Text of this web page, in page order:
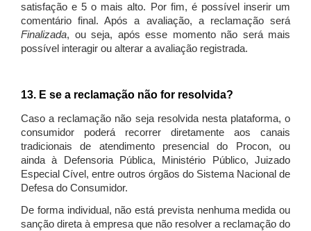
satisfação e 5 o mais alto. Por fim, é possível inserir um
comentário final. Após a avaliação, a reclamação será
Finalizada, ou seja, após esse momento não será mais
possível interagir ou alterar a avaliação registrada.
13. E se a reclamação não for resolvida?
Caso a reclamação não seja resolvida nesta plataforma, o
consumidor poderá recorrer diretamente aos canais
tradicionais de atendimento presencial do Procon, ou
ainda à Defensoria Pública, Ministério Público, Juizado
Especial Cível, entre outros órgãos do Sistema Nacional de
Defesa do Consumidor.
De forma individual, não está prevista nenhuma medida ou
sanção direta à empresa que não resolver a reclamação do